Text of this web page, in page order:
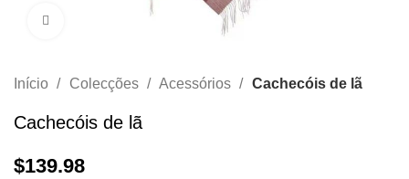
Início Colecções Acessórios Cachecóis de lã
Cachecóis de lã
$139.98